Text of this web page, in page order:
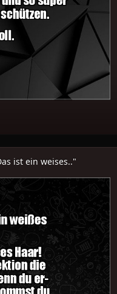
ist ein weises.."